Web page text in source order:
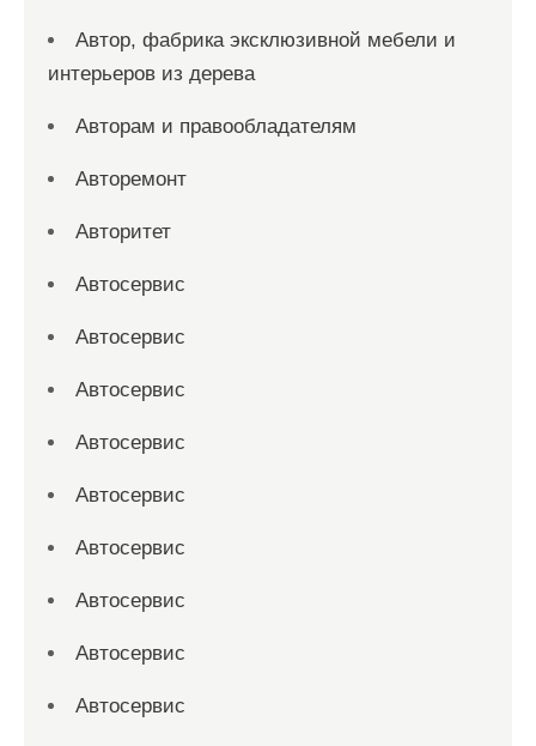
Автор, фабрика эксклюзивной мебели и
интерьеров из дерева
Авторам и правообладателям
Авторемонт
Авторитет
Автосервис
Автосервис
Автосервис
Автосервис
Автосервис
Автосервис
Автосервис
Автосервис
Автосервис